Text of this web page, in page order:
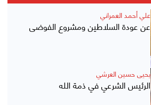
علي أحمد العمراني
عن عودة السلاطين ومشروع الفوضى
يحيى حسين العرشي
الرئيس الشرعي في ذمة الله